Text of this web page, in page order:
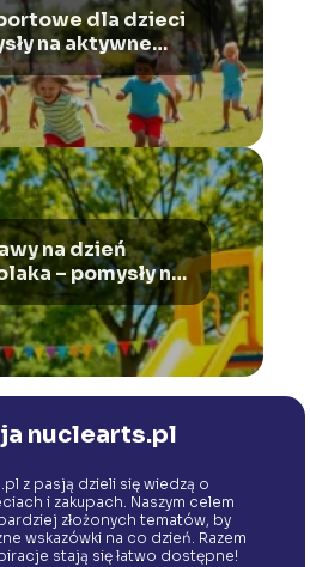
dla dzieci
na aktywne
czasu
na dzień
– pomysły na
świętowanie
nuclearts.pl
z pasją dzieli się wiedzą o
i zakupach. Naszym celem
złożonych tematów, by
wskazówki na co dzień. Razem
stają się łatwo dostępne!